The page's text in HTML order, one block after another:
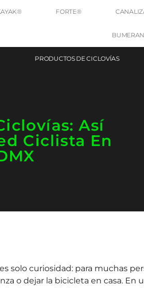
FORTE®
PRODUCTOS DE CICLOVÍAS
Así
Ciclista En
solo curiosidad: para muchas
o dejar la bicicleta en casa. En